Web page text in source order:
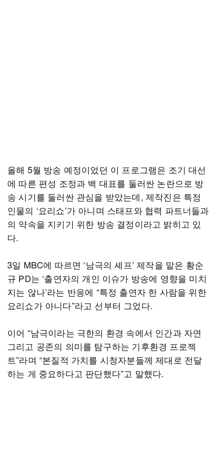
올해 5월 방송 예정이었던 이 프로그램은 조기 대선
에 따른 편성 조정과 백 대표를 둘러싼 논란으로 방
송 시기를 둘러싼 관심을 받았는데, 제작진은 특정
인물의 ‘요리쇼’가 아니며 스태프와 협력 파트너들과
의 약속을 지키기 위한 방송 결정이라고 밝히고 있
다.
3일 MBC에 따르면 ‘남극의 셰프’ 제작을 맡은 황순
규 PD는 ‘출연자의 개인 이슈가 방송에 영향을 미치
지는 않나’라는 반응에 “특정 출연자 한 사람을 위한
요리쇼가 아니다”라고 선부터 그었다.
이어 “남극이라는 극한의 환경 속에서 인간과 자연
그리고 공존의 의미를 탐구하는 기후환경 프로젝
트”라며 “본질적 가치를 시청자분들께 제대로 전달
하는 게 중요하다고 판단했다”고 말했다.